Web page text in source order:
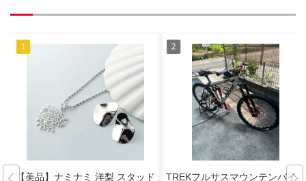
【美品】ナミナミ 洋梨 スタッド
TREKフルサスマウンテンバイ